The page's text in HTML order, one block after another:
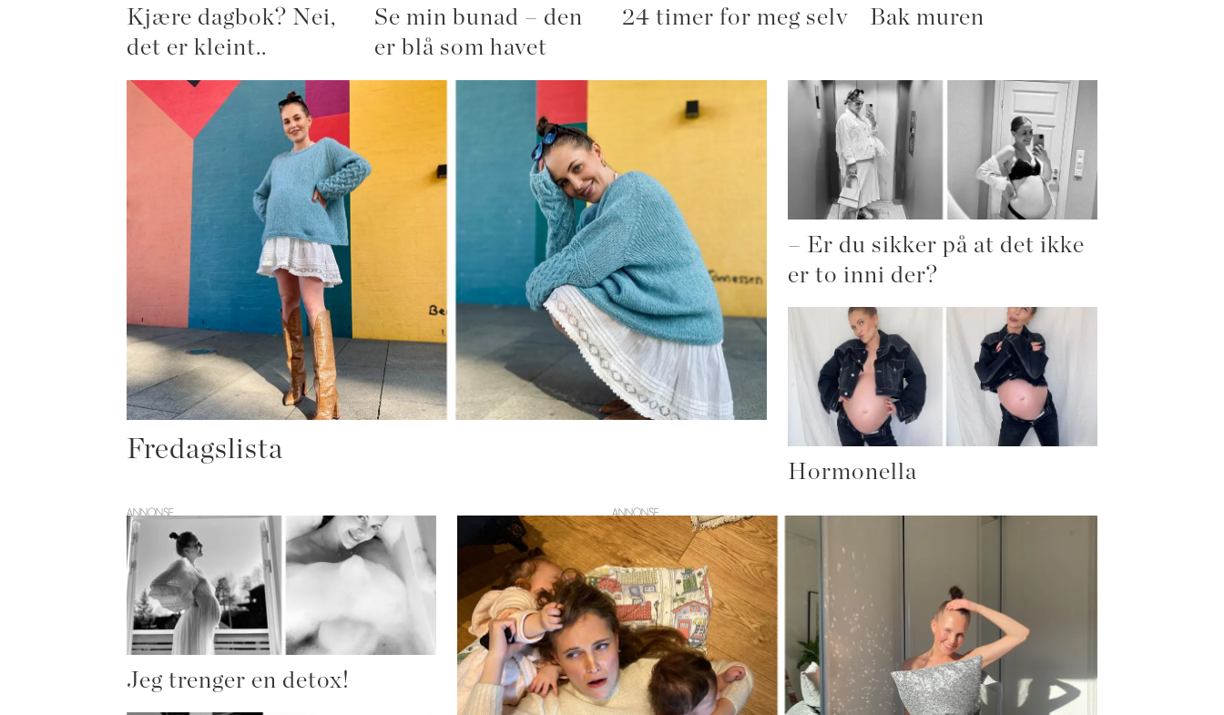
Kjære dagbok? Nei,
det er kleint..
Se min bunad – den
er blå som havet
24 timer for meg selv Bak muren
Fredagslista
– Er du sikker på at det ikke
er to inni der?
Hormonella
ANNONSE
Jeg trenger en detox!